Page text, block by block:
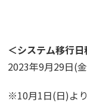
＜システム移行日
2023年9月29日(
※10月1日(日)よ